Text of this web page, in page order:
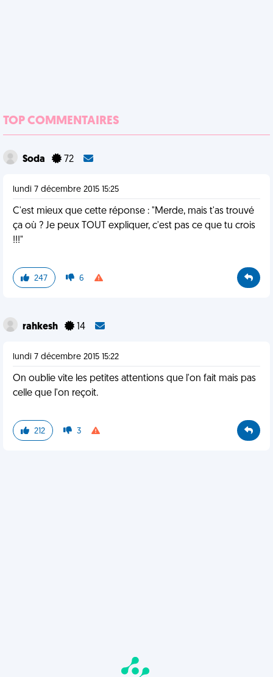
TOP COMMENTAIRES
Soda 72
lundi 7 décembre 2015 15:25
C'est mieux que cette réponse : "Merde, mais t'as trouvé
ça où ? Je peux TOUT expliquer, c'est pas ce que tu crois
!!!"
247 6
rahkesh 14
lundi 7 décembre 2015 15:22
On oublie vite les petites attentions que l'on fait mais pas
celle que l'on reçoit.
212 3